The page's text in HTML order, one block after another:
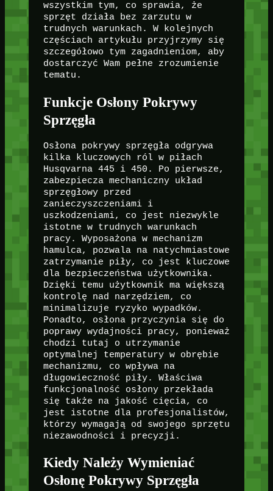
wszystkim tym, co sprawia, że
sprzęt działa bez zarzutu w
trudnych warunkach. W kolejnych
częściach artykułu przyjrzymy się
szczegółowo tym zagadnieniom, aby
dostarczyć Wam pełne zrozumienie
tematu.
Funkcje Osłony Pokrywy
Sprzęgła
Osłona pokrywy sprzęgła odgrywa
kilka kluczowych ról w piłach
Husqvarna 445 i 450. Po pierwsze,
zabezpiecza mechaniczny układ
sprzęgłowy przed
zanieczyszczeniami i
uszkodzeniami, co jest niezwykle
istotne w trudnych warunkach
pracy. Wyposażona w mechanizm
hamulca, pozwala na natychmiastowe
zatrzymanie piły, co jest kluczowe
dla bezpieczeństwa użytkownika.
Dzięki temu użytkownik ma większą
kontrolę nad narzędziem, co
minimalizuje ryzyko wypadków.
Ponadto, osłona przyczynia się do
poprawy wydajności pracy, ponieważ
chodzi tutaj o utrzymanie
optymalnej temperatury w obrębie
mechanizmu, co wpływa na
długowieczność piły. Właściwa
funkcjonalność osłony przekłada
się także na jakość cięcia, co
jest istotne dla profesjonalistów,
którzy wymagają od swojego sprzętu
niezawodności i precyzji.
Kiedy Należy Wymieniać
Osłonę Pokrywy Sprzęgła